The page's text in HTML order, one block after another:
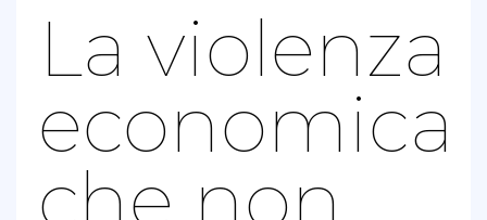
La violenza
economica
che non